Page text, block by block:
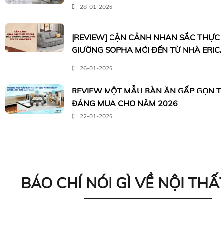
28-01-2026
[REVIEW] CẬN CẢNH NHAN SẮC
GIƯỜNG SOPHA MỚI ĐẾN TỪ NHÀ
26-01-2026
REVIEW MỘT MẪU BÀN ĂN GẤP GỌN
ĐÁNG MUA CHO NĂM 2026
22-01-2026
BÁO CHÍ NÓI GÌ VỀ NỘI